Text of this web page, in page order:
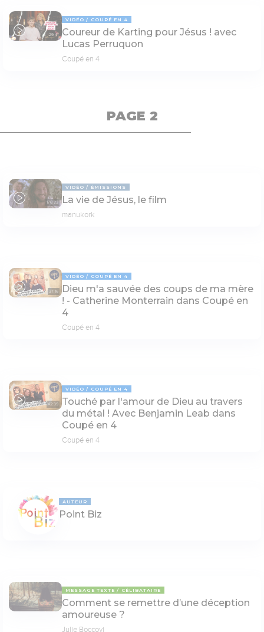
29:41
VIDÉO COUPÉ EN 4
Coureur de Karting pour Jésus ! avec
Lucas Perruquon
Coupé en 4
PAGE 2
176:23
VIDÉO ÉMISSIONS
La vie de Jésus, le film
manukork
37:16
VIDÉO COUPÉ EN 4
Dieu m'a sauvée des coups de ma mère
! - Catherine Monterrain dans Coupé en
4
Coupé en 4
42:39
VIDÉO COUPÉ EN 4
Touché par l'amour de Dieu au travers
du métal ! Avec Benjamin Leab dans
Coupé en 4
Coupé en 4
AUTEUR
Point Biz
MESSAGE TEXTE CÉLIBATAIRE
Comment se remettre d’une déception
amoureuse ?
Julie Boccovi